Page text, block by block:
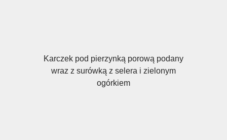
Karczek pod pierzynką porową podany
wraz z surówką z selera i zielonym
ogórkiem